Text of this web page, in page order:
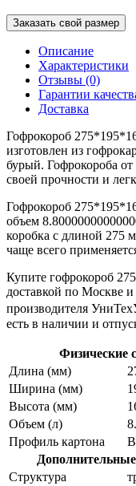
Заказать свой размер
Описание
Характеристики
Отзывы (0)
Гарантии
Доставка
Гофрокороб
изготовлен из
бурый. Гофрокороба
своей прочности и
Гофрокороб
объем
коробка с длиной 275
чаще всего
Купите гофрокороб
доставкой по Москве
производителя
есть в наличии и
Физические
Длина (мм)
Ширина (мм)
Высота (мм)
Объем (л)
Профиль картона
В
Структура